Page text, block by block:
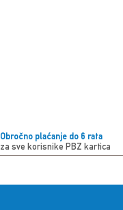
Obročno plaćanje do 6 rata
za sve korisnike PBZ kartica